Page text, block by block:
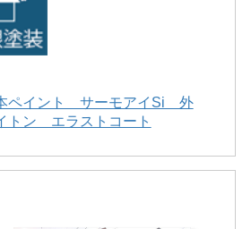
ペイント サーモアイSi 外
トン エラストコート